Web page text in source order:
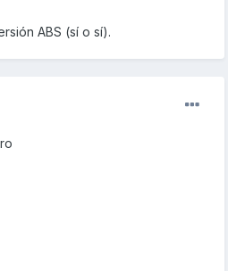
ABS (sí o sí).